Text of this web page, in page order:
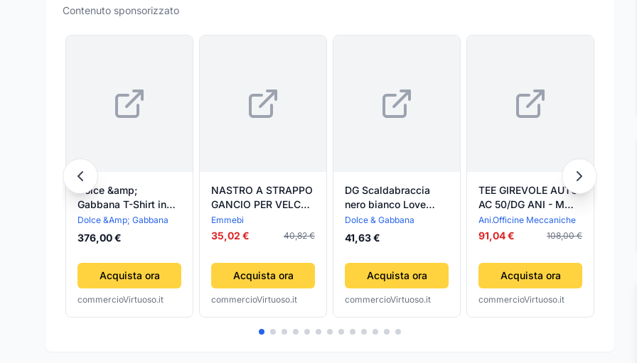
Contenuto sponsorizzato
Dolce &amp;
Gabbana T-Shirt in
Verde Fluo DG Casa
Dolce &Amp; Gabbana
376,00 €
Acquista ora
commercioVirtuoso.it
NASTRO A STRAPPO
GANCIO PER VELCRO
DG BIANCO-
EMMEBI- 50,0 ml
Emmebi
35,02 € 40,82 €
Acquista ora
commercioVirtuoso.it
DG Scaldabraccia
nero bianco Love
Royal Wool Wrap
Dolce&Gabbana
Dolce & Gabbana
41,63 €
Acquista ora
commercioVirtuoso.it
TEE GIREVOLE AUTO
AC 50/DG ANI - MM
10X1/4MX10- 10
pezzi
Ani.Officine Meccaniche
91,04 € 108,00 €
Acquista ora
commercioVirtuoso.it
AC